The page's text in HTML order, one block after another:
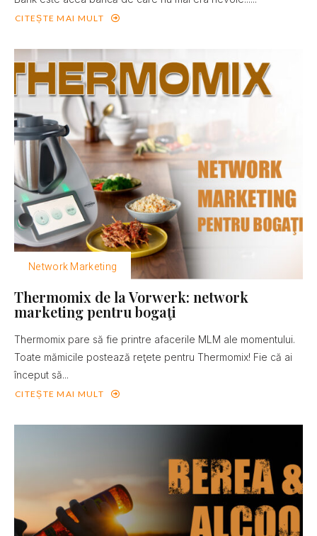
CITEȘTE MAI MULT
Network Marketing
Thermomix de la Vorwerk: network
marketing pentru bogaţi
Thermomix pare să fie printre afacerile MLM ale momentului.
Toate mămicile postează reţete pentru Thermomix! Fie că ai
început să...
CITEȘTE MAI MULT